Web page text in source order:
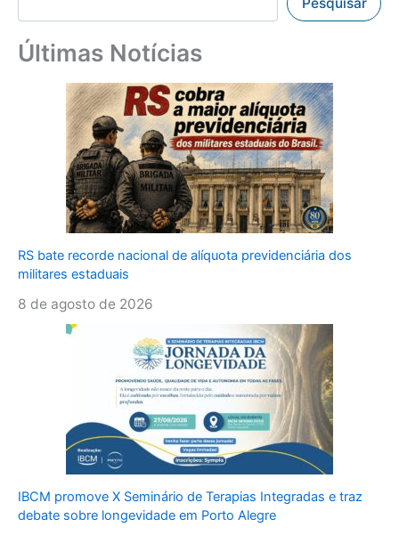
Últimas Notícias
RS bate recorde nacional de alíquota previdenciária dos
militares estaduais
8 de agosto de 2026
IBCM promove X Seminário de Terapias Integradas e traz
debate sobre longevidade em Porto Alegre